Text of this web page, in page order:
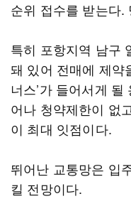
순위 접수를 받는다.
특히 포항지역 남구
돼 있어 전매에 제약
너스’가 들어서게
어나 청약제한이 없
이 최대 잇점이다.
뛰어난 교통망은 입
킬 전망이다.